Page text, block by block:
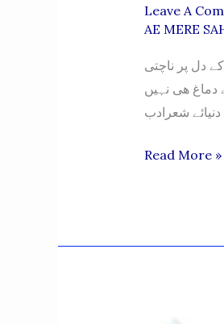
Leave A
AE MERE
دل پر ناچتی
دماغ ھی نہیں
شعرادب
AE
16
Read More »